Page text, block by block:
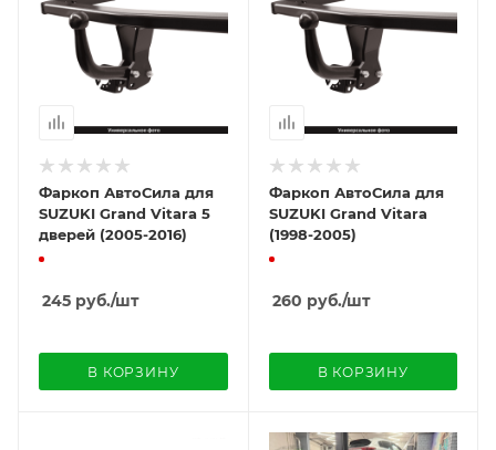
Фаркоп АвтоСила для
SUZUKI Grand Vitara 5
дверей (2005-2016)
245 руб./шт
В КОРЗИНУ
Фаркоп АвтоСила для
SUZUKI Grand Vitara
(1998-2005)
260 руб./шт
В КОРЗИНУ